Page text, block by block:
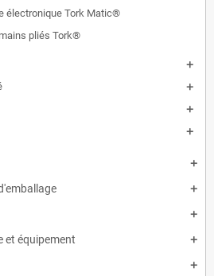
électronique Tork Matic®
pliés Tork®
et équipement